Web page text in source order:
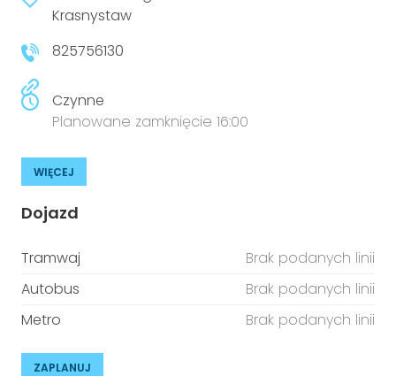
niepełnosprawnościami
Prawo
Prawa osób z niepełnosprawnościami
Urządzenia IoT
Krasnystaw
825756130
Czynne
Planowane zamknięcie 16:00
WIĘCEJ
Dojazd
Tramwaj
Brak podanych linii
Autobus
Brak podanych linii
Metro
Brak podanych linii
ZAPLANUJ